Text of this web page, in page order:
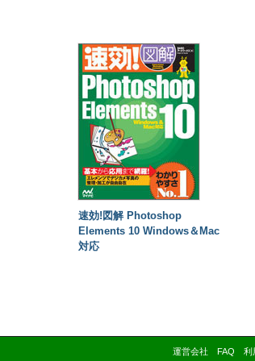
速効!図解 Photoshop
Elements 10 Windows＆Mac
対応
運営会社 FAQ 利